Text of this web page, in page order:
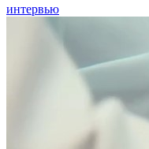
интервью